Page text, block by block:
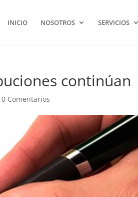
INICIO NOSOTROS SERVICIOS
continúan
0 Comentarios